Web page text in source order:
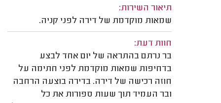
תיאור השירות:
שמאות מוקדמת של דירה לפני קניה.
חוות דעת:
בר נרתם בהתראה של יום אחד לבצע
בדחיפות שמאות מוקדמת לפני חתימה על
חוזה רכישה של דירה. בדירה בוצעה הרחבה
ובר העמיד תוך שעות ספורות את כל